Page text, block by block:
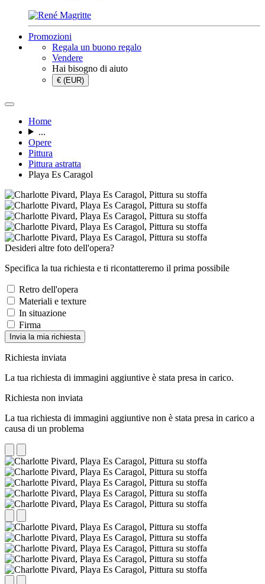
Promozioni
Regala un buono regalo
Vendere
Hai bisogno di aiuto
€ (EUR)
Home
...
Opere
Pittura
Pittura astratta
Playa Es Caragol
Desideri altre foto dell'opera?
Specifica la tua richiesta e ti ricontatteremo il prima possibile
Retro dell'opera
Materiali e texture
In situazione
Firma
Invia la mia richiesta
Richiesta inviata
La tua richiesta di immagini aggiuntive è stata presa in carico.
Richiesta non inviata
La tua richiesta di immagini aggiuntive non è stata presa in carico a
causa di un problema